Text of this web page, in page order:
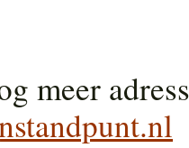
meer